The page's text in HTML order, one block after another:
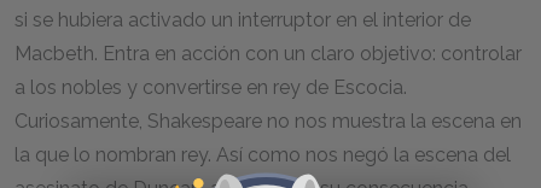
si se hubiera activado un interruptor en el interior de
Macbeth. Entra en acción con un claro objetivo: controlar
a los nobles y convertirse en rey de Escocia.
Curiosamente, Shakespeare no nos muestra la escena en
la que lo nombran rey. Así como nos negó la escena del